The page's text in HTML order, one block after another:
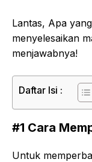
Lantas, Apa
menyelesaikan
menjawabnya!
Daftar Isi :
#1 Cara
Untuk